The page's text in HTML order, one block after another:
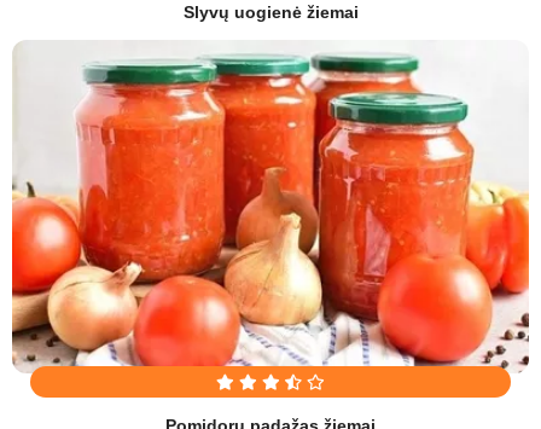
Slyvų uogienė žiemai
Pomidorų padažas žiemai